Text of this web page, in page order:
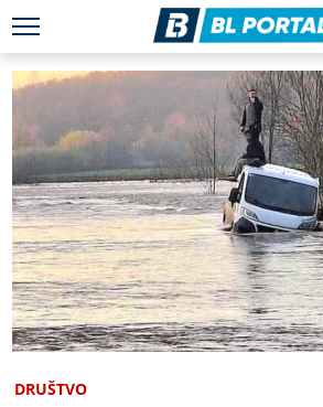
DRUŠTVO